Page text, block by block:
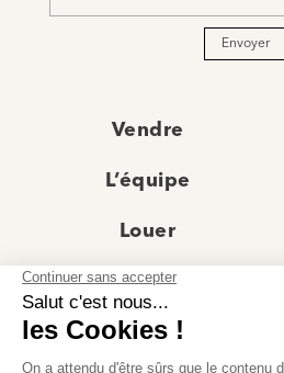
Envoyer
Vendre
L’équipe
Louer
Actualités
Recrutement